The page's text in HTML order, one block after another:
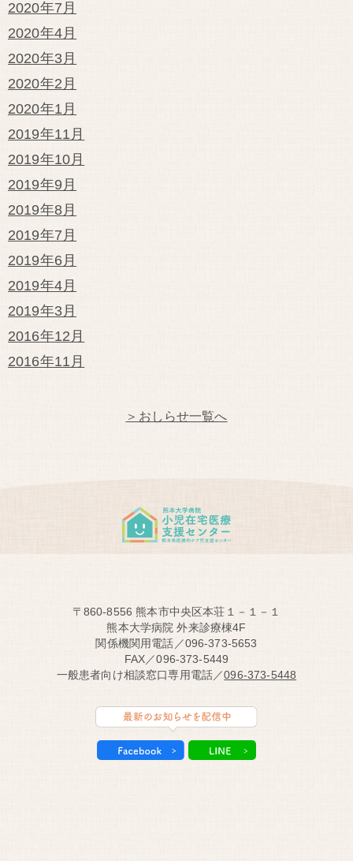
2020年7月
2020年4月
2020年3月
2020年2月
2020年1月
2019年11月
2019年10月
2019年9月
2019年8月
2019年7月
2019年6月
2019年4月
2019年3月
2016年12月
2016年11月
＞おしらせ一覧へ
〒860-8556 熊本市中央区本荘１－１－１
熊本大学病院 外来診療棟4F
関係機関用電話／096-373-5653
FAX／096-373-5449
一般患者向け相談窓口専用電話／096-373-5448